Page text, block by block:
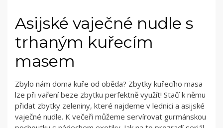
Asijské vaječné nudle s
trhaným kuřecím
masem
Zbylo nám doma kuře od oběda? Zbytky kuřecího masa
lze při vaření beze zbytku perfektně využít! Stačí k němu
přidat zbytky zeleniny, které najdeme v lednici a asijské
vaječné nudle. K večeři můžeme servírovat gurmánskou